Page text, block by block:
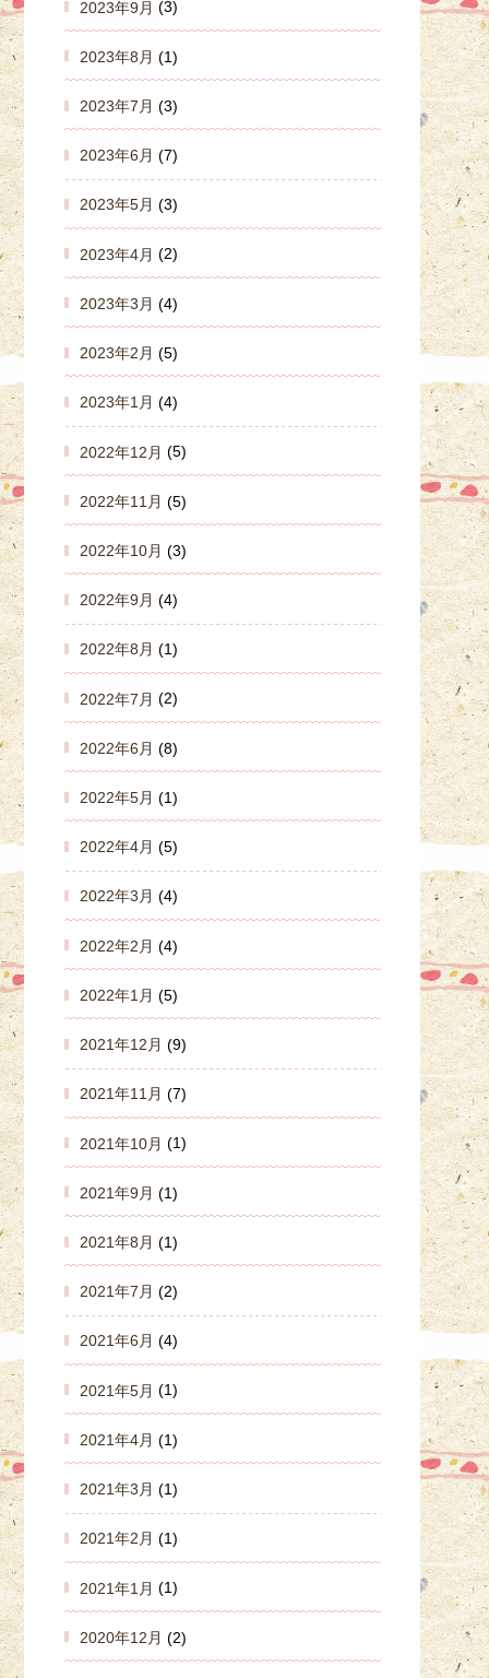
2023年9月 (3)
2023年8月 (1)
2023年7月 (3)
2023年6月 (7)
2023年5月 (3)
2023年4月 (2)
2023年3月 (4)
2023年2月 (5)
2023年1月 (4)
2022年12月 (5)
2022年11月 (5)
2022年10月 (3)
2022年9月 (4)
2022年8月 (1)
2022年7月 (2)
2022年6月 (8)
2022年5月 (1)
2022年4月 (5)
2022年3月 (4)
2022年2月 (4)
2022年1月 (5)
2021年12月 (9)
2021年11月 (7)
2021年10月 (1)
2021年9月 (1)
2021年8月 (1)
2021年7月 (2)
2021年6月 (4)
2021年5月 (1)
2021年4月 (1)
2021年3月 (1)
2021年2月 (1)
2021年1月 (1)
2020年12月 (2)